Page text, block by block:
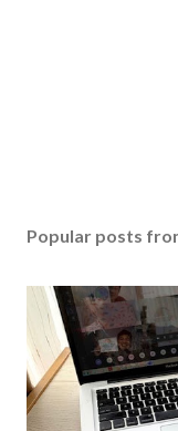
Popular posts